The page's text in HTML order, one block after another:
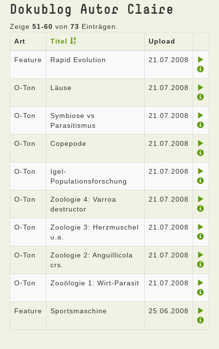
Dokublog Autor Claire
Zeige 51-60 von 73 Einträgen.
Art
Titel Upload
Feature Rapid Evolution 21.07.2008
O-Ton Läuse 21.07.2008
O-Ton
Symbiose vs
Parasitismus
21.07.2008
O-Ton Copepode 21.07.2008
O-Ton
Igel-
Populationsforschung
21.07.2008
O-Ton
Zoologie 4: Varroa
destructor
21.07.2008
O-Ton
Zoologie 3: Herzmuschel
u.a.
21.07.2008
O-Ton
Zoologie 2: Anguillicola
crs.
21.07.2008
O-Ton Zooölogie 1: Wirt-Parasit 21.07.2008
Feature Sportsmaschine 25.06.2008